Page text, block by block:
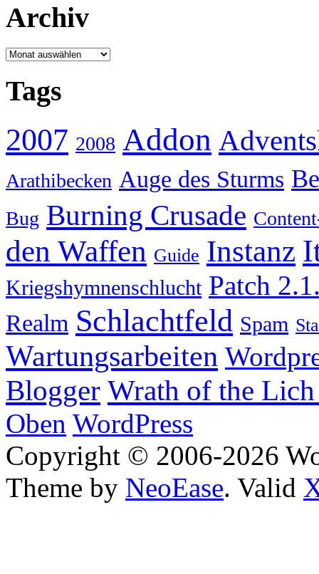
Archiv
Archiv
Tags
2007 2008 Addon
Arathibecken Auge des Sturms
Bug Burning Crusade
den Waffen Guide Instanz
Kriegshymnenschlucht Patch
Realm Schlachtfeld Spam
Wartungsarbeiten
Blogger Wrath of the
Oben WordPress
Copyright © 2006-2026
Theme by NeoEase. Valid